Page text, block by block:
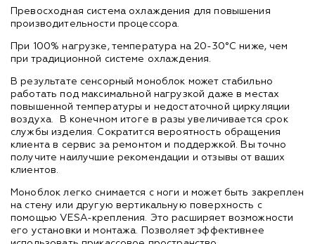
Превосходная система охлаждения для повышения
производительности процессора.
При 100% нагрузке, температура на 20-30°C ниже, чем
при традиционной системе охлаждения.
В результате сенсорный моноблок может стабильно
работать под максимальной нагрузкой даже в местах
повышенной температуры и недостаточной циркуляции
воздуха. В конечном итоге в разы увеличивается срок
службы изделия. Сократится вероятность обращения
клиента в сервис за ремонтом и поддержкой. Вы точно
получите наилучшие рекомендации и отзывы от ваших
клиентов.
Моноблок легко снимается с ноги и может быть закреплен
на стену или другую вертикальную поверхность с
помощью VESA-крепления. Это расширяет возможности
его установки и монтажа. Позволяет эффективнее